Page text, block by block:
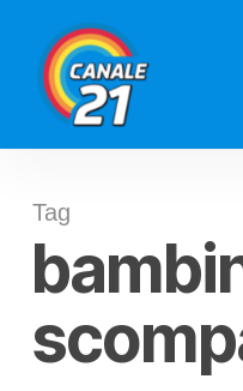
main
content
Tag